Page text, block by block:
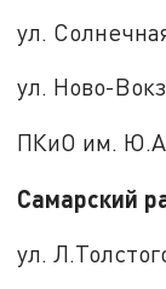
ул.
ул. Ново-
ПКиО им.
Самарский
ул.